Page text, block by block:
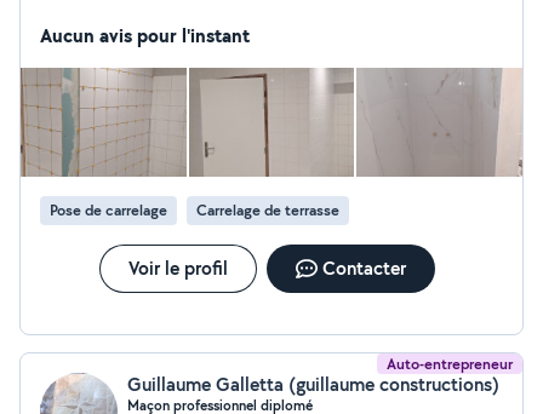
demande .
Aucun avis pour l'instant
Pose de carrelage Carrelage de terrasse
Voir le profil Contacter
Auto-entrepreneur
Guillaume Galletta (guillaume constructions)
Maçon professionnel diplomé